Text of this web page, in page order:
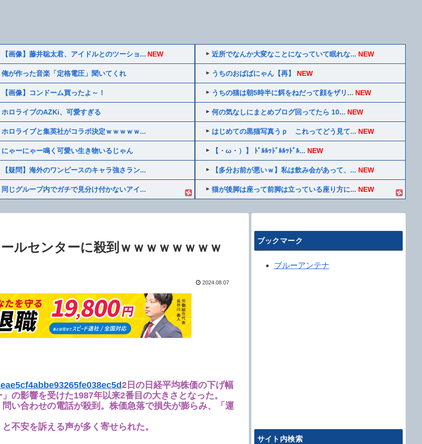
【画像】藤井聡太君、アイドルとのツーショ... NEW
俺が作った音楽「定格電圧」聞いてくれ
【画像】コンドーム買ったよ～！
ホロライブのAZKi、可愛すぎる
ホロライブと集英社がコラボ決定ｗｗｗｗｗ...
にゃーにゃー鳴く可愛い生き物いるじゃん
【疑問】海外のワンピースのキャラ強さラン...
同じグループ内でガチで見分け付かないアイ...
近所でなんか大変なことになっていて眠れな... NEW
うちのおばばにゃん【再】 NEW
うちの猫は朝5時半に餌をねだって顔をザリ... NEW
何の気なしにまとめブログ回ってたら 10... NEW
はじめての黒猫写真うｐ これってどう見て... NEW
【・ω・）】 ﾄﾞﾙﾙｯﾄﾞﾙﾙｯﾄﾞﾙ... NEW
【多分お前が悪いｗ】私は飲み会があって、... NEW
猫が後脚は座って前脚は立っている座り方に... NEW
ルセンターに殺到ｗｗｗｗｗｗｗｗ
2024.08.07
2日の日経平均株価の下げ幅
の影響を受けた1987年以来2番目の大きさとなった。
い合わせの電話が殺到。株価急落で損失が膨らみ、「運
不安を訴える声が多く寄せられた。
ブックマーク
ブルーアンテナ
サイト内検索